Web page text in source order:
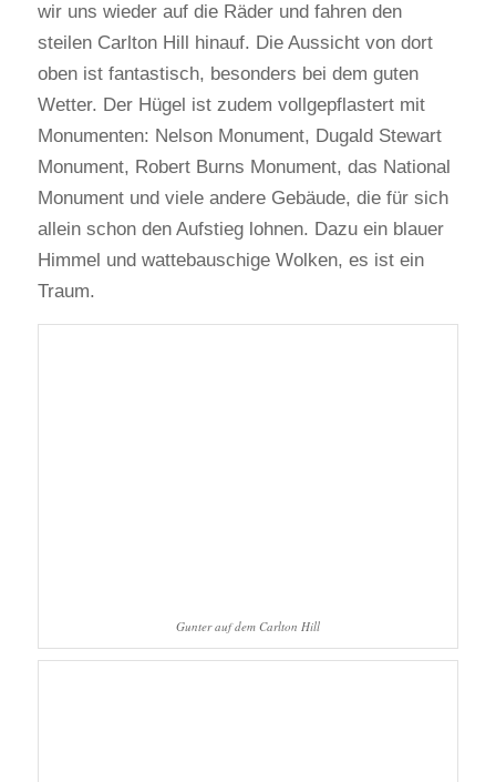
wir uns wieder auf die Räder und fahren den
steilen Carlton Hill hinauf. Die Aussicht von dort
oben ist fantastisch, besonders bei dem guten
Wetter. Der Hügel ist zudem vollgepflastert mit
Monumenten: Nelson Monument, Dugald Stewart
Monument, Robert Burns Monument, das National
Monument und viele andere Gebäude, die für sich
allein schon den Aufstieg lohnen. Dazu ein blauer
Himmel und wattebauschige Wolken, es ist ein
Traum.
Gunter auf dem Carlton Hill